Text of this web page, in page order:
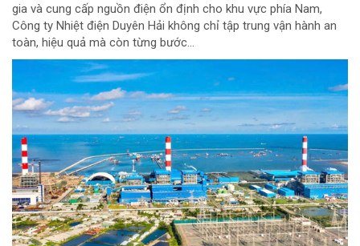
gia và cung cấp nguồn điện ổn định cho khu vực phía Nam,
Công ty Nhiệt điện Duyên Hải không chỉ tập trung vận hành an
toàn, hiệu quả mà còn từng bước...